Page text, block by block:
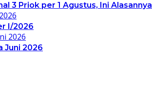
3 Priok per 1 Agustus, Ini Alasannya
I/2026
Juni 2026